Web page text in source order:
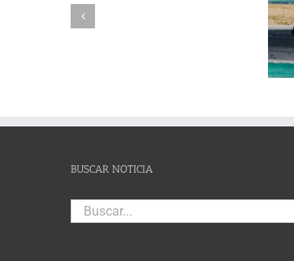
BUSCAR NOTICIA
Buscar: